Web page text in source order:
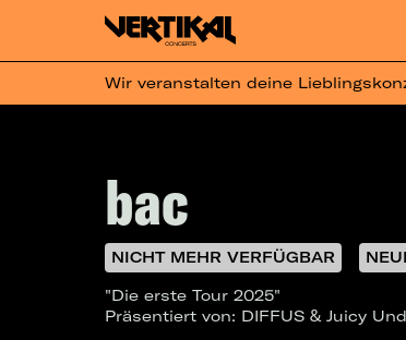
Wir veranstalten deine
bac
NICHT MEHR VERFÜGBAR
"Die erste Tour 2025"
Präsentiert von: DIFFUS & Juicy